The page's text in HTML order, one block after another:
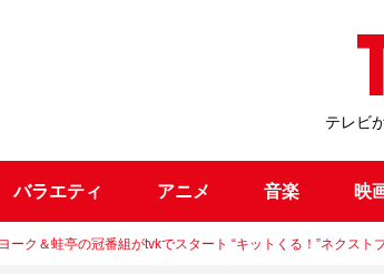
テレビ
バラエティ アニメ 音楽 映
ーク＆蛙亭の冠番組がtvkでスタート “キットくる！”ネクスト